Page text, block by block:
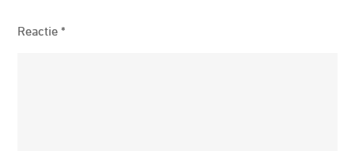
Reactie*